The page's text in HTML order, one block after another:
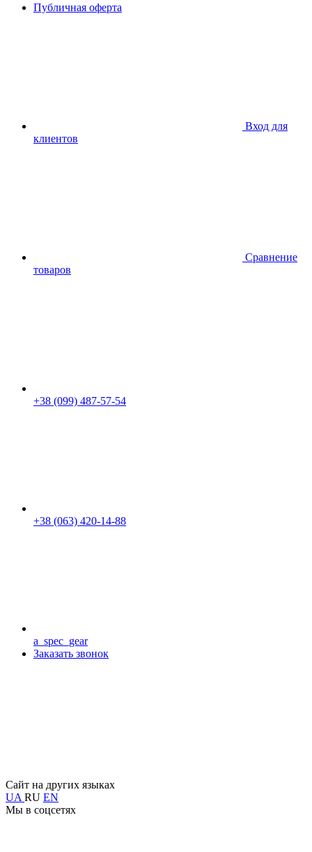
Публичная оферта
Вход для
клиентов
Сравнение
товаров
+38 (099) 487-57-54
+38 (063) 420-14-88
a_spec_gear
Заказать звонок
Сайт на других языках
UA RU EN
Мы в соцсетях